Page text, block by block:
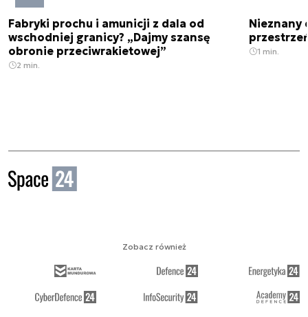
Fabryki prochu i amunicji z dala od
wschodniej granicy? „Dajmy szansę
obronie przeciwrakietowej”
2 min.
Nieznany
1 min.
Zobacz również